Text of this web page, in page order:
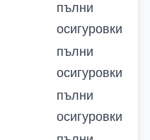
пълни
осигуровки
пълни
осигуровки
пълни
осигуровки